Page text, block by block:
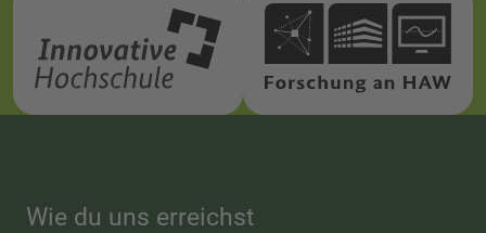
Wie du uns erreichst